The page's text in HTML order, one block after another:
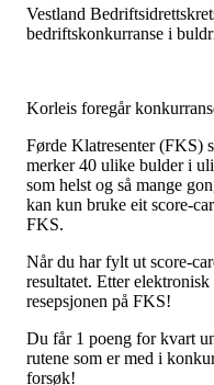
Vestland
bedriftskonkurranse i
Korleis foregår
Førde Klatresenter (FKS)
merker 40 ulike bulder i
som helst og så mange
kan kun bruke eit score-
FKS.
Når du har fylt ut score-
resultatet. Etter
resepsjonen på FKS!
Du får 1 poeng for kvart
rutene som er med i
forsøk!